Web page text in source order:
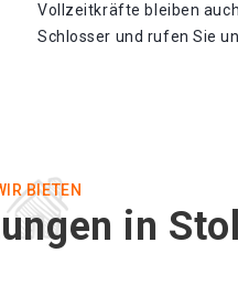
Vollzeitkräfte bleiben
Schlosser und rufen Sie
BIETEN
in